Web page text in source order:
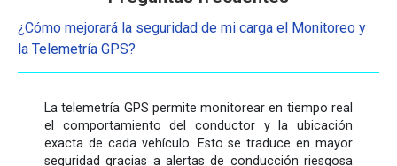
Indicativo
+57
Teléfono
¿Cómo mejorará la seguridad de mi carga el Monitoreo y
la Telemetría GPS?
La telemetría GPS permite monitorear en tiempo real
el comportamiento del conductor y la ubicación
exacta de cada vehículo. Esto se traduce en mayor
seguridad gracias a alertas de conducción riesgosa